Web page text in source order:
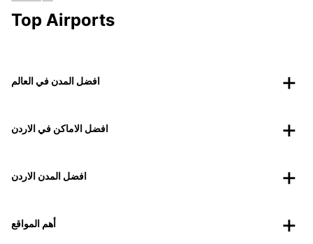
Top Airports
افضل المدن في العالم
افضل الاماكن في الاردن
افضل المدن الاردن
أهم المواقع